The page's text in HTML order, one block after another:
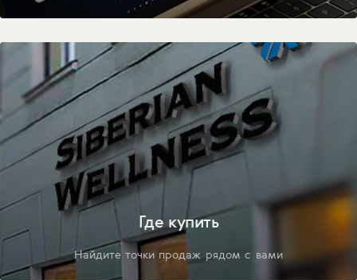
Где купить
Найдите точки продаж рядом с вами